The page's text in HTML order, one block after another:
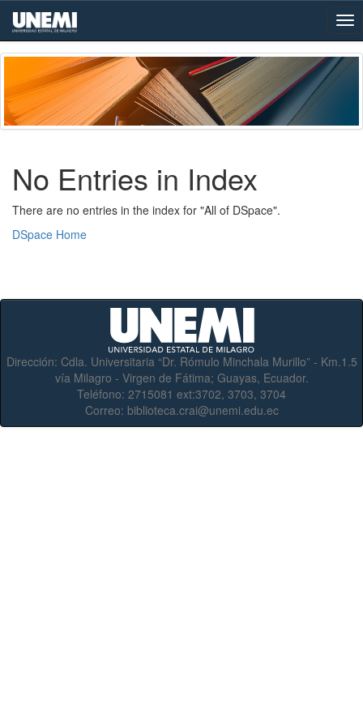
Skip
navigation
No Entries in Index
There are no entries in the index for "All of DSpace".
DSpace Home
Dirección: Cdla. Universitaria “Dr. Rómulo Minchala Murillo” - Km.1.5
vía Milagro - Virgen de Fátima; Guayas, Ecuador.
Teléfono: 2715081 ext:3702, 3703, 3704
Correo: biblioteca.crai@unemi.edu.ec